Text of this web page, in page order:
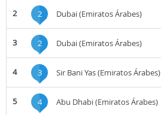
2 2 Dubai (Emiratos Árabes)
3 2 Dubai (Emiratos Árabes)
4 3 Sir Bani Yas (Emiratos Árabes)
5 4 Abu Dhabi (Emiratos Árabes)